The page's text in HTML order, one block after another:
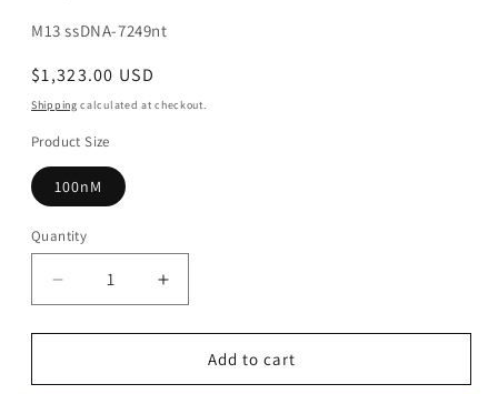
SKU:
M13 ssDNA-7249nt
Regular
price
$1,323.00 USD
Shipping calculated at checkout.
Product Size
100nM
Quantity
Decrease
quantity
for
stranded
Increase
quantity
for
Single
stranded
Add to cart